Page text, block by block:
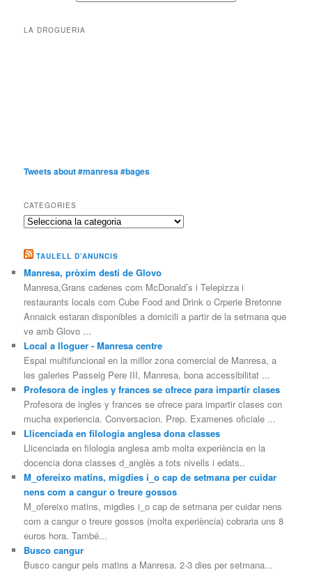
LA DROGUERIA
Tweets about #manresa #bages
CATEGORIES
Categories
TAULELL D’ANUNCIS
Manresa, pròxim destí de Glovo
Manresa,Grans cadenes com McDonald’s i Telepizza i
restaurants locals com Cube Food and Drink o Crperie Bretonne
Annaick estaran disponibles a domicili a partir de la setmana que
ve amb Glovo ...
Local a lloguer - Manresa centre
Espai multifuncional en la millor zona comercial de Manresa, a
les galeries Passeig Pere III, Manresa, bona accessibilitat ...
Profesora de ingles y frances se ofrece para impartir clases
Profesora de ingles y frances se ofrece para impartir clases con
mucha experiencia. Conversacion. Prep. Examenes oficiale ...
Llicenciada en filologia anglesa dona classes
Llicenciada en filologia anglesa amb molta experiència en la
docencia dona classes d_anglès a tots nivells i edats..
M_ofereixo matins, migdies i_o cap de setmana per cuidar
nens com a cangur o treure gossos
M_ofereixo matins, migdies i_o cap de setmana per cuidar nens
com a cangur o treure gossos (molta experiència) cobraria uns 8
euros hora. També...
Busco cangur
Busco cangur pels matins a Manresa. 2-3 dies per setmana...